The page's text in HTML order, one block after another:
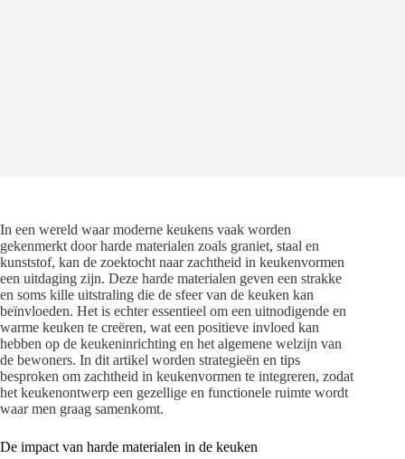
In een wereld waar moderne keukens vaak worden
gekenmerkt door harde materialen zoals graniet, staal en
kunststof, kan de zoektocht naar zachtheid in keukenvormen
een uitdaging zijn. Deze harde materialen geven een strakke
en soms kille uitstraling die de sfeer van de keuken kan
beïnvloeden. Het is echter essentieel om een uitnodigende en
warme keuken te creëren, wat een positieve invloed kan
hebben op de keukeninrichting en het algemene welzijn van
de bewoners. In dit artikel worden strategieën en tips
besproken om zachtheid in keukenvormen te integreren, zodat
het keukenontwerp een gezellige en functionele ruimte wordt
waar men graag samenkomt.
De impact van harde materialen in de keuken